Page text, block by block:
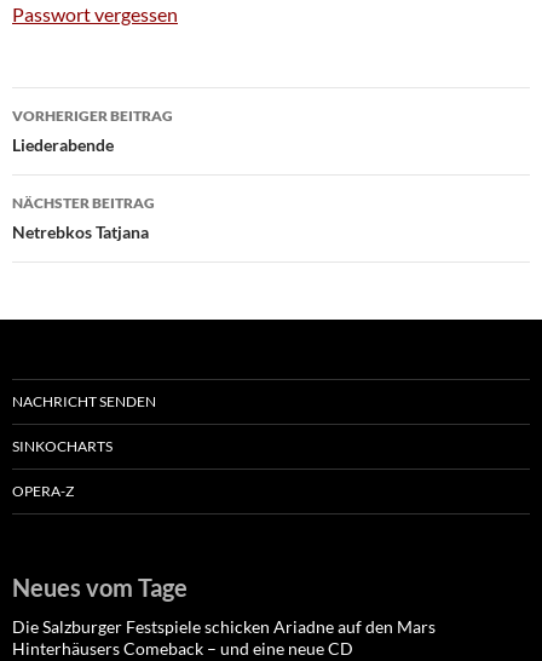
Passwort vergessen
Beitragsnavigation
VORHERIGER BEITRAG
Liederabende
NÄCHSTER BEITRAG
Netrebkos Tatjana
NACHRICHT SENDEN
SINKOCHARTS
OPERA-Z
Neues vom Tage
Die Salzburger Festspiele schicken Ariadne auf den Mars
Hinterhäusers Comeback – und eine neue CD